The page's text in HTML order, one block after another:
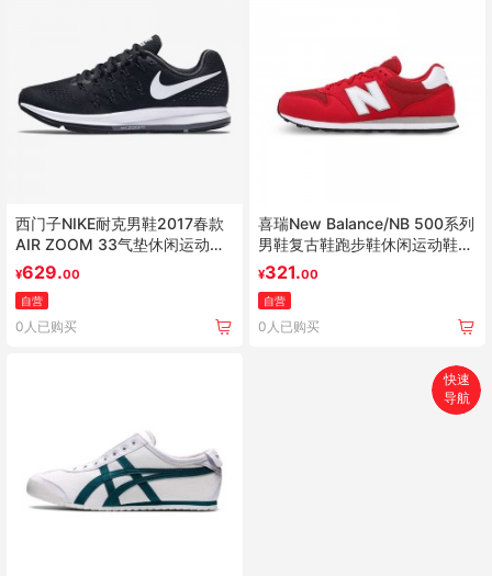
西门子NIKE耐克男鞋2017春款
AIR ZOOM 33气垫休闲运动跑
步鞋831352-001 气垫缓震 夏
季透气 6年老店 正品保障
¥629.00
自营
0人已购买
喜瑞New Balance/NB 500系列
男鞋复古鞋跑步鞋休闲运动鞋
GM500RSW
¥321.00
自营
0人已购买
首页
快速
导航